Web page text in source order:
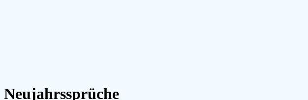
Neujahrssprüche